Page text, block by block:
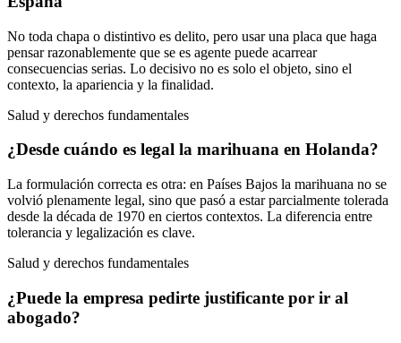
No toda chapa o distintivo es delito, pero usar una placa que haga
pensar razonablemente que se es agente puede acarrear
consecuencias serias. Lo decisivo no es solo el objeto, sino el
contexto, la apariencia y la finalidad.
Salud y derechos fundamentales
¿Desde cuándo es legal la marihuana en Holanda?
La formulación correcta es otra: en Países Bajos la marihuana no se
volvió plenamente legal, sino que pasó a estar parcialmente tolerada
desde la década de 1970 en ciertos contextos. La diferencia entre
tolerancia y legalización es clave.
Salud y derechos fundamentales
¿Puede la empresa pedirte justificante por ir al
abogado?